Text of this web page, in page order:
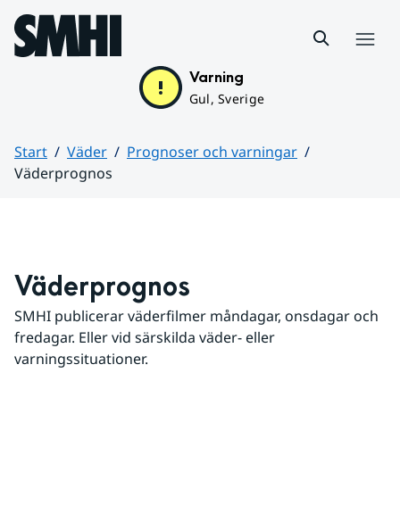
Hoppa till sidans innehåll
Varning
Gul, Sverige
Start Väder
Prognoser och varningar
Väderprognos
Väderprognos
SMHI publicerar väderfilmer måndagar, onsdagar och
fredagar. Eller vid särskilda väder- eller
varningssituationer.